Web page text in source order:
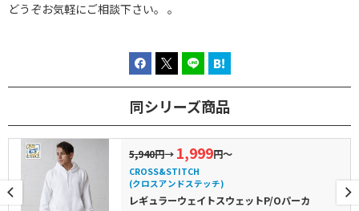
どうぞお気軽にご相談下さい。 。
同シリーズ商品
5,940円→ 1,999円～
CROSS&STITCH
(クロスアンドステッチ)
レギュラーウェイトスウェットP/Oパーカ